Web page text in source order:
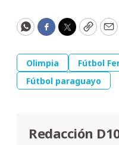
WhatsApp
Facebook
Twitter
Copy
Olimpia
Fútbol
Fútbol paraguayo
Redacción